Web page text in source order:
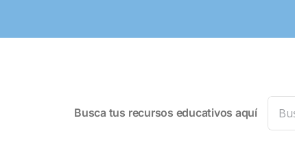
Busca tus recursos educativos aquí